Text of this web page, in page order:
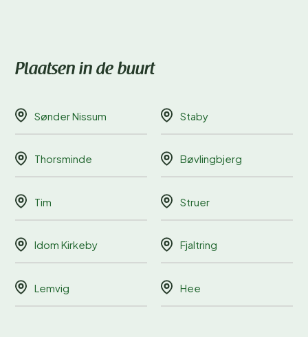
Plaatsen in de buurt
Sønder Nissum Staby
Thorsminde Bøvlingbjerg
Tim Struer
Idom Kirkeby Fjaltring
Lemvig Hee